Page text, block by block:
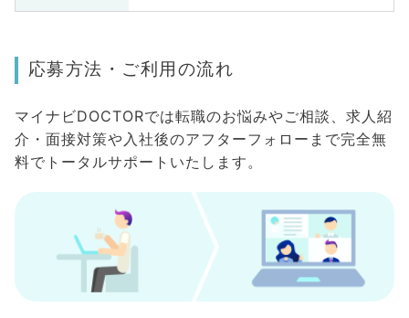
応募方法・ご利用の流れ
マイナビDOCTORでは転職のお悩みやご相談、求人紹
介・面接対策や入社後のアフターフォローまで完全無
料でトータルサポートいたします。